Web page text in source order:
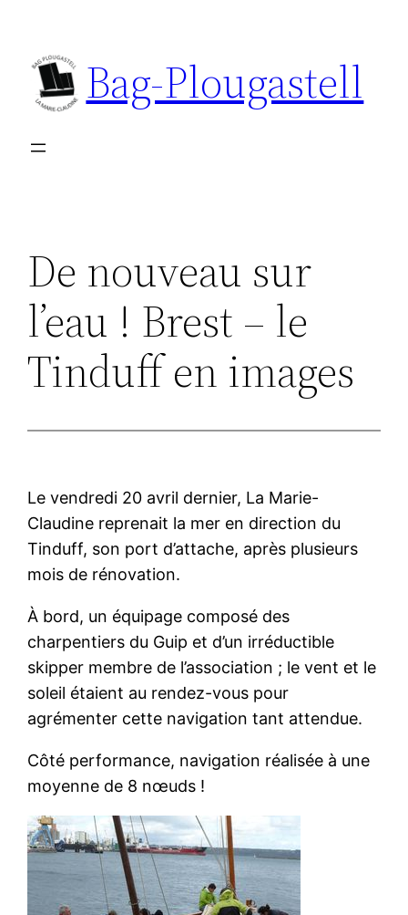
contenu
Bag-Plougastell
De nouveau sur
l’eau ! Brest – le
Tinduff en images
Le vendredi 20 avril dernier, La Marie-
Claudine reprenait la mer en direction du
Tinduff, son port d’attache, après plusieurs
mois de rénovation.
À bord, un équipage composé des
charpentiers du Guip et d’un irréductible
skipper membre de l’association ; le vent et le
soleil étaient au rendez-vous pour
agrémenter cette navigation tant attendue.
Côté performance, navigation réalisée à une
moyenne de 8 nœuds !